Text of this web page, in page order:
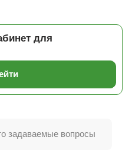
для
задаваемые вопросы